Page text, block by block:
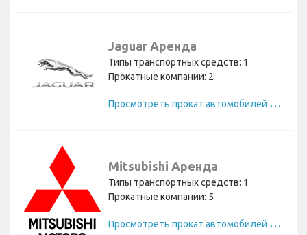
Jaguar Аренда
Типы транспортных средств: 1
Прокатные компании: 2
П
росмотреть прокат автомобилей Jaguar
Mitsubishi Аренда
Типы транспортных средств: 1
Прокатные компании: 5
П
росмотреть прокат автомобилей Mitsubishi